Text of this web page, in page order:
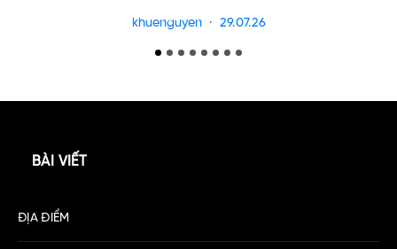
khuenguyen 29.07.26
BÀI VIẾT
ĐỊA ĐIỂM